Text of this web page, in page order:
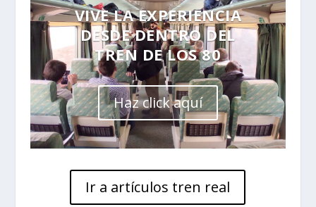
VIVE LA EXPERIENCIA
DESDE DENTRO DEL
TREN DE LOS 80
Haz click aquí
Ir a artículos tren real